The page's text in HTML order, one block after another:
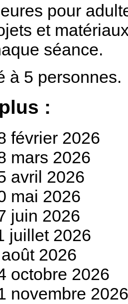
pour
et
séance.
à 5 personnes.
:
février 2026
mars 2026
avril 2026
mai 2026
juin 2026
juillet 2026
2026
octobre 2026
novembre 2026